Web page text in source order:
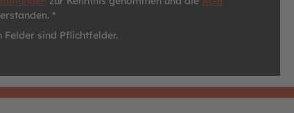
*
Felder sind Pflichtfelder.